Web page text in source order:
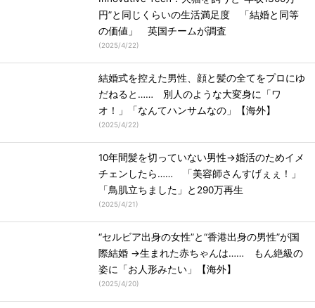
円”と同じくらいの生活満足度 「結婚と同等
の価値」 英国チームが調査
(2025/4/22)
結婚式を控えた男性、顔と髪の全てをプロにゆ
だねると…… 別人のような大変身に「ワ
オ！」「なんてハンサムなの」【海外】
(2025/4/22)
10年間髪を切っていない男性→婚活のためイメ
チェンしたら…… 「美容師さんすげぇぇ！」
「鳥肌立ちました」と290万再生
(2025/4/21)
“セルビア出身の女性”と“香港出身の男性”が国
際結婚 →生まれた赤ちゃんは…… もん絶級の
姿に「お人形みたい」【海外】
(2025/4/20)